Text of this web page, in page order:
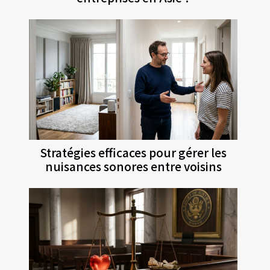
Stratégies efficaces pour gérer les
nuisances sonores entre voisins